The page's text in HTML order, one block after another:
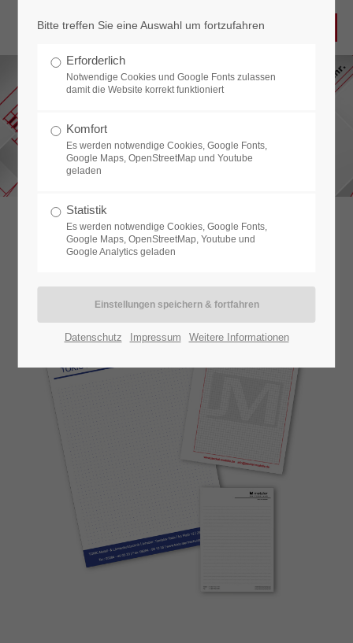
Bitte treffen Sie eine Auswahl um fortzufahren
Erforderlich
Notwendige Cookies und Google Fonts zulassen
damit die Website korrekt funktioniert
Komfort
Es werden notwendige Cookies, Google Fonts,
Google Maps, OpenStreetMap und Youtube
geladen
Statistik
Es werden notwendige Cookies, Google Fonts,
Google Maps, OpenStreetMap, Youtube und
Google Analytics geladen
Datenschutz Impressum Weitere Informationen